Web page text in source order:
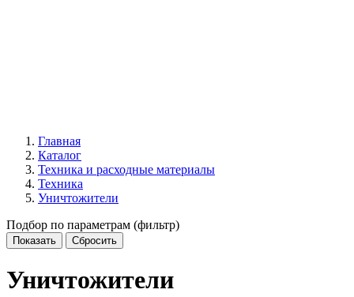
Главная
Каталог
Техника и расходные материалы
Техника
Уничтожители
Подбор по параметрам (фильтр)
Уничтожители